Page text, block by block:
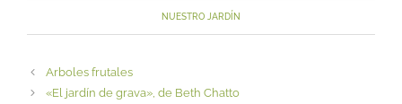
NUESTRO JARDÍN
Arboles frutales
«El jardín de grava», de Beth Chatto